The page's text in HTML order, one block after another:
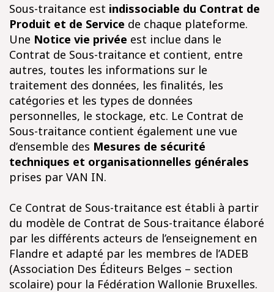
Sous-traitance est indissociable du Contrat de
Produit et de Service de chaque plateforme.
Une Notice vie privée est inclue dans le
Contrat de Sous-traitance et contient, entre
autres, toutes les informations sur le
traitement des données, les finalités, les
catégories et les types de données
personnelles, le stockage, etc. Le Contrat de
Sous-traitance contient également une vue
d’ensemble des Mesures de sécurité
techniques et organisationnelles générales
prises par VAN IN.
Ce Contrat de Sous-traitance est établi à partir
du modèle de Contrat de Sous-traitance élaboré
par les différents acteurs de l’enseignement en
Flandre et adapté par les membres de l’ADEB
(Association Des Éditeurs Belges – section
scolaire) pour la Fédération Wallonie Bruxelles.